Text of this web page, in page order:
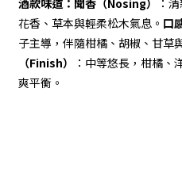
酒款味道： 聞香（Nosing）
：
花香、草本與輕柔松木氣息。 口
子主導，伴隨柑橘、胡椒、甘草
（Finish）
：中等悠長，柑橘、
爽平衡。